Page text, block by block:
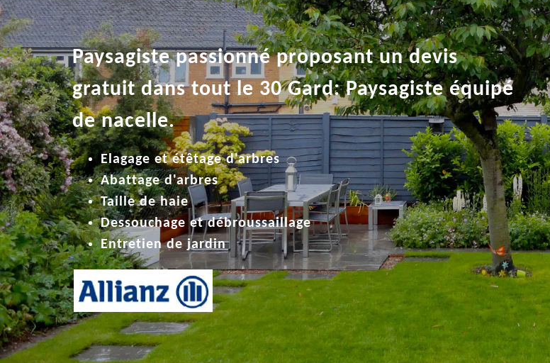
Paysagiste passionné proposant un devis
gratuit dans tout le 30 Gard: Paysagiste équipé
de nacelle.
Elagage et étêtage d'arbres
Abattage d'arbres
Taille de haie
Dessouchage et débroussaillage
Entretien de jardin